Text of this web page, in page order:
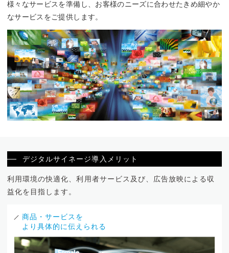
様々なサービスを準備し、 お客様のニーズに合わせたきめ細やか
なサービスをご提供します。
デジタルサイネージ導入メリット
利用環境の快適化、利用者サービス及び、広告放映による収
益化を目指します。
商品・サービスを
より具体的に伝えられる